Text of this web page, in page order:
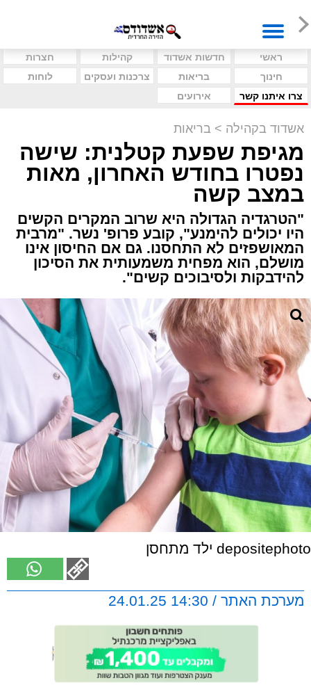
ראשי חדשות אשדוד קהילות
חצרות
חינוך
בריאות צרכנות ועסקים
לוחות
צרו איתנו קשר
אירועים
אשדוד בקהילה > בריאות
מגיפת שפעת קטלנית: שישה
נפטרו בחודש האחרון, מאות
במצב קשה
"הטרגדיה הגדולה היא שרוב המקרים הקשים
היו יכולים להימנע", קובע פרופ' נשר. "מרבית
המאושפזים לא התחסנו. גם אם החיסון אינו
מושלם, הוא מפחית משמעותית את הסיכון
להידבקות ולסיבוכים קשים".
depositephoto ילד מתחסן
מערכת האתר / 14:30 24.01.25